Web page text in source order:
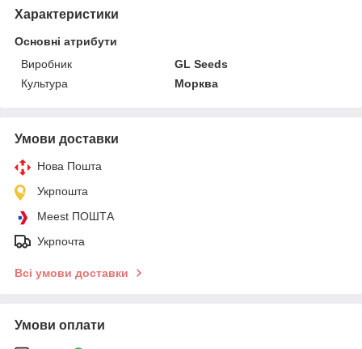
Характеристики
Основні атрибути
Виробник
GL Seeds
Культура
Морква
Умови доставки
Нова Пошта
Укрпошта
Meest ПОШТА
Укрпочта
Всі умови доставки
Умови оплати